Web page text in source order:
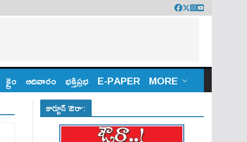
క్రైం ఆదివారం భక్తిప్రభ E-PAPER MORE
కార్టూన్ ‘ఔరా’: